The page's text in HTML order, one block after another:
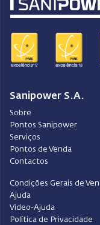
Sanipower S.A.
Sobre
Pontos Sanipower
Serviços
Pontos de Venda
Contactos
Condições Gerais de
Ajuda
Video-Ajuda
Política de Privacidade